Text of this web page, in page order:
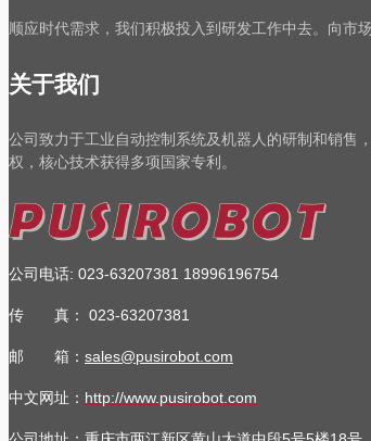
顺应时代需求，我们积极投入到研发工作中去。向市
关于我们
公司致力于工业自动控制系统及机器人的研制和销售
权，核心技术获得多项国家专利。
公司电话: 023-63207381 18996196754
传 真： 023-63207381
邮 箱： sales@pusirobot.com
中文网址： http://www.pusirobot.com